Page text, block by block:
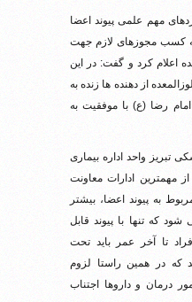
مهم علمی پیوند اعضا
کسب مجوزهای لازم جهت
اعلام کرد و گفت: در این
کبد و لوزالمعده از دهنده ها زنده به
رضا (ع) با موفقیت به
تبریز واحد اداره بیماری
مهمترین ادارات معاونت
به پیوند اعضا، بیشتر
که تنها با پیوند قابل
تا آخر عمر باید تحت
که در همین راستا لزوم
درمان و داروها اجتناب